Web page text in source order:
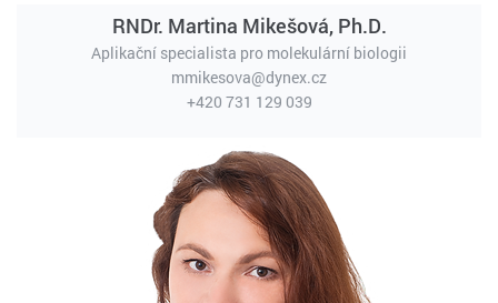
RNDr. Martina Mikešová, Ph.D.
Aplikační specialista pro molekulární biologii
mmikesova@dynex.cz
+420 731 129 039